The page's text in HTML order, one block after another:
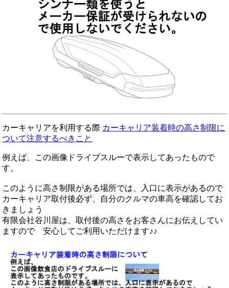
カーキャリアを利用する際 カーキャリア装着時の高さ制限に
ついて注意するべきこと
例えば、この画像ドライブスルーで表示してあったもので
す。
このように高さ制限がある場所では、入口に表示があるので
カーキャリア取付後必ず、自分のクルマの車高を確認してお
きましょう
有限会社谷川屋は、取付後の高さをお客さんにお伝えしてい
ますので 安心してご利用いただけます♪♪